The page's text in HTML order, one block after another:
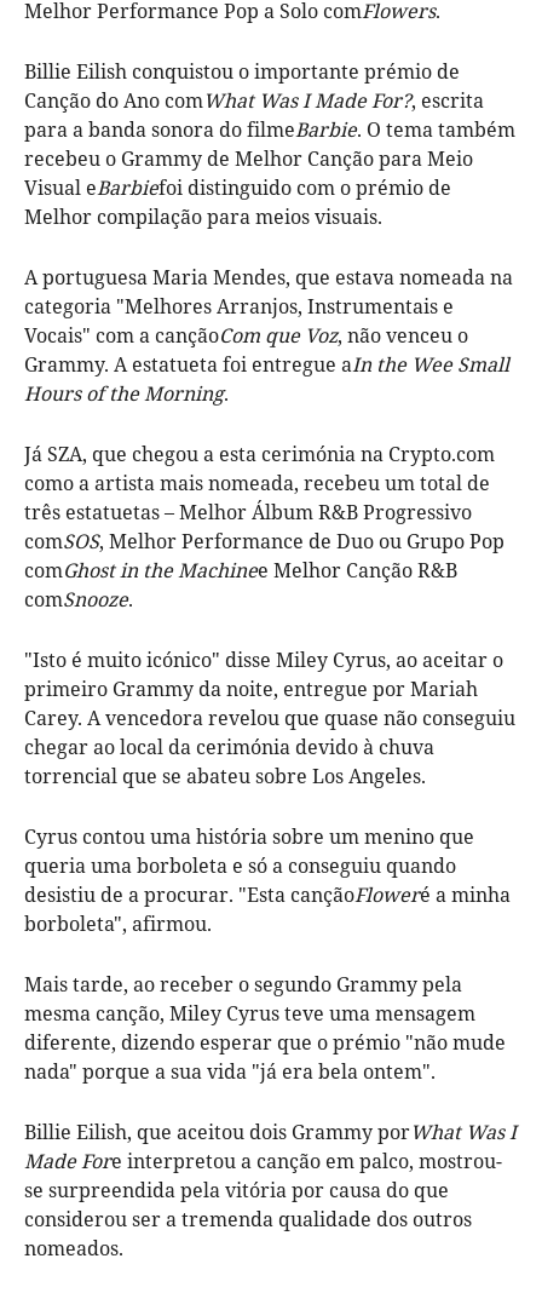
Melhor Performance Pop a Solo comFlowers.
Billie Eilish conquistou o importante prémio de
Canção do Ano comWhat Was I Made For?, escrita
para a banda sonora do filmeBarbie. O tema também
recebeu o Grammy de Melhor Canção para Meio
Visual eBarbiefoi distinguido com o prémio de
Melhor compilação para meios visuais.
A portuguesa Maria Mendes, que estava nomeada na
categoria "Melhores Arranjos, Instrumentais e
Vocais" com a cançãoCom que Voz, não venceu o
Grammy. A estatueta foi entregue aIn the Wee Small
Hours of the Morning.
Já SZA, que chegou a esta cerimónia na Crypto.com
como a artista mais nomeada, recebeu um total de
três estatuetas – Melhor Álbum R&B Progressivo
comSOS, Melhor Performance de Duo ou Grupo Pop
comGhost in the Machinee Melhor Canção R&B
comSnooze.
"Isto é muito icónico" disse Miley Cyrus, ao aceitar o
primeiro Grammy da noite, entregue por Mariah
Carey. A vencedora revelou que quase não conseguiu
chegar ao local da cerimónia devido à chuva
torrencial que se abateu sobre Los Angeles.
Cyrus contou uma história sobre um menino que
queria uma borboleta e só a conseguiu quando
desistiu de a procurar. "Esta cançãoFloweré a minha
borboleta", afirmou.
Mais tarde, ao receber o segundo Grammy pela
mesma canção, Miley Cyrus teve uma mensagem
diferente, dizendo esperar que o prémio "não mude
nada" porque a sua vida "já era bela ontem".
Billie Eilish, que aceitou dois Grammy porWhat Was I
Made Fore interpretou a canção em palco, mostrou-
se surpreendida pela vitória por causa do que
considerou ser a tremenda qualidade dos outros
nomeados.